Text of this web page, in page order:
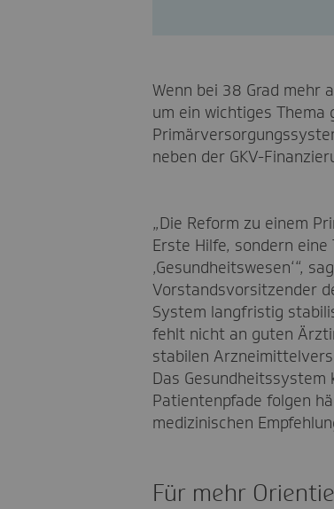
Wenn bei 38 Grad mehr
um ein wichtiges Thema
neben der GKV-
„Die Reform zu einem
Erste Hilfe, sondern
‚Gesundheitswesen‘“,
Vorstandsvorsitzender
System langfristig
fehlt nicht an guten
stabilen
Das
Patientenpfade folgen
medizinischen
Für mehr